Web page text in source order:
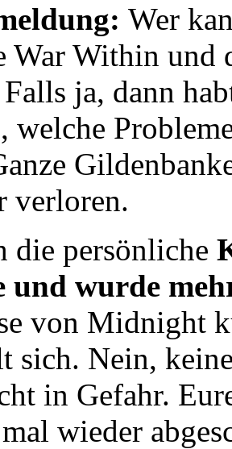
Wer
War Within und
ja, dann
welche
verloren.
die persönliche
und wurde
von Midnight
sich. Nein,
in Gefahr.
wieder